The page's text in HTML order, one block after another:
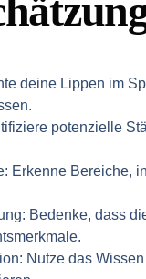
deine Lippen im
potenzielle
: Erkenne Bereiche,
: Bedenke, dass
: Nutze das